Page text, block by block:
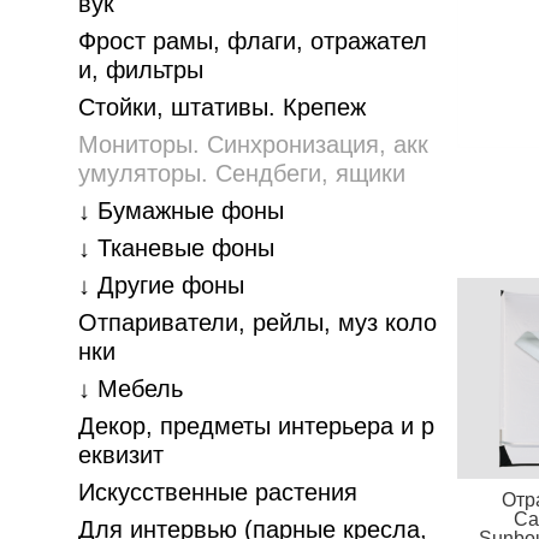
Фрост рамы, флаги, отражател
и, фильтры
Стойки, штативы. Крепеж
Мониторы. Синхронизация, акк
умуляторы. Cендбеги, ящики
↓ Бумажные фоны
↓ Тканевые фоны
↓ Другие фоны
Отпариватели, рейлы, муз коло
нки
↓ Мебель
Декор, предметы интерьера и р
еквизит
Искусственные растения
Для интервью (парные кресла,